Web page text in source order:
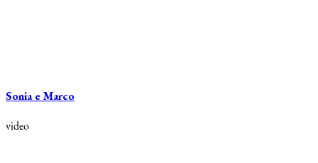
Sonia e Marco
video